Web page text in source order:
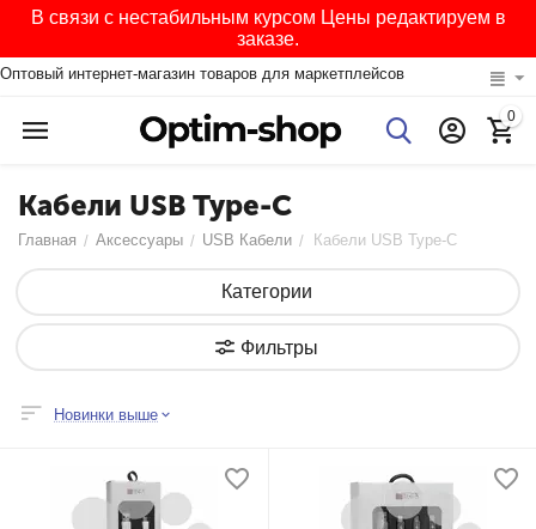
В связи с нестабильным курсом Цены редактируем в
заказе.
Оптовый интернет-магазин товаров для маркетплейсов
0
Кабели USB Type-C
Главная / Аксессуары / USB Кабели / Кабели USB Type-C
Категории
Фильтры
Новинки выше